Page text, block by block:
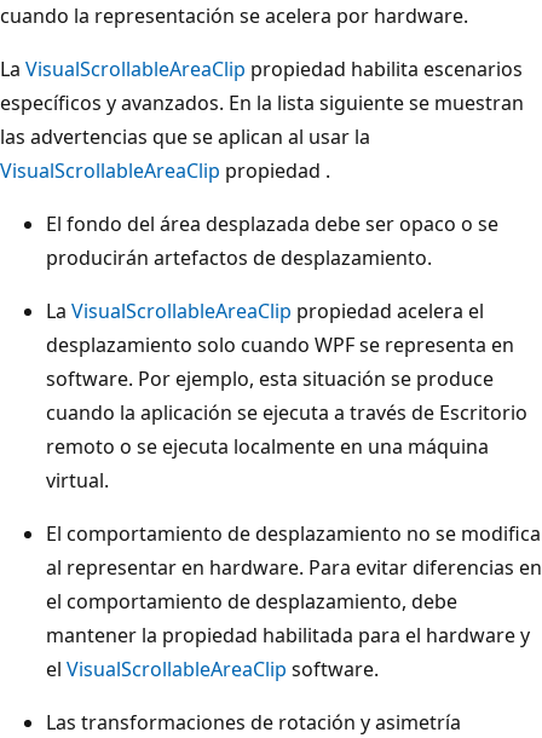
cuando la representación se acelera por hardware.
La VisualScrollableAreaClip propiedad habilita escenarios
específicos y avanzados. En la lista siguiente se muestran
las advertencias que se aplican al usar la
VisualScrollableAreaClip propiedad .
El fondo del área desplazada debe ser opaco o se
producirán artefactos de desplazamiento.
La VisualScrollableAreaClip propiedad acelera el
desplazamiento solo cuando WPF se representa en
software. Por ejemplo, esta situación se produce
cuando la aplicación se ejecuta a través de Escritorio
remoto o se ejecuta localmente en una máquina
virtual.
El comportamiento de desplazamiento no se modifica
al representar en hardware. Para evitar diferencias en
el comportamiento de desplazamiento, debe
mantener la propiedad habilitada para el hardware y
el VisualScrollableAreaClip software.
Las transformaciones de rotación y asimetría